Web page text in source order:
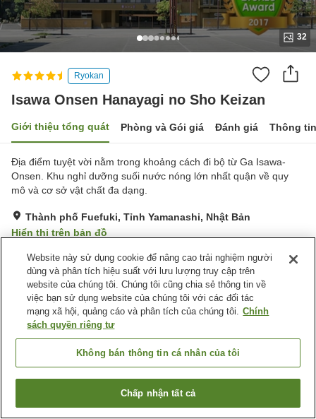
32
Ryokan
Isawa Onsen Hanayagi no Sho Keizan
Giới thiệu tổng quát Phòng và Gói giá Đánh giá Thông
Địa điểm tuyệt vời nằm trong khoảng cách đi bộ từ Ga Isawa-
Onsen. Khu nghỉ dưỡng suối nước nóng lớn nhất quận về quy
mô và cơ sở vật chất đa dạng.
Thành phố Fuefuki, Tỉnh Yamanashi, Nhật Bản
Hiển thị trên bản đồ
Xuất sắc Đánh giá:816lượt
Tiện nghi chỗ nghỉ
Wi-Fi
Xông hơi
Spa / Salon
Trang chủ Nhật Bản Tỉnh Yamanashi
Thành phố Fuefuki
Isawa Onsen Hanayagi no Sho Keizan
Tìm phòng trống
Website này sử dụng cookie để nâng cao trải nghiệm người
dùng và phân tích hiệu suất với lưu lượng truy cập trên
website của chúng tôi. Chúng tôi cũng chia sẻ thông tin về
việc bạn sử dụng website của chúng tôi với các đối tác
mạng xã hội, quảng cáo và phân tích của chúng tôi. Chính
sách quyền riêng tư
Không bán thông tin cá nhân của tôi
Chấp nhận tất cả